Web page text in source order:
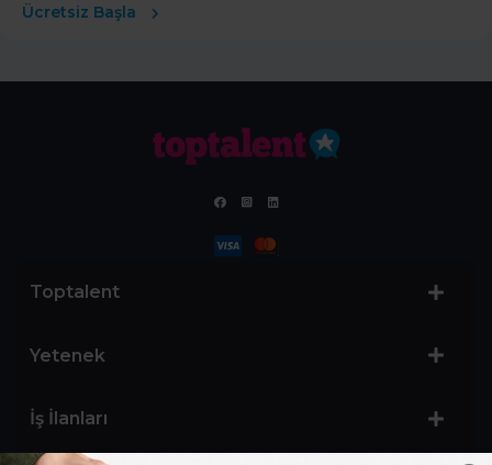
Ücretsiz Başla
Toptalent
Yetenek
İş İlanları